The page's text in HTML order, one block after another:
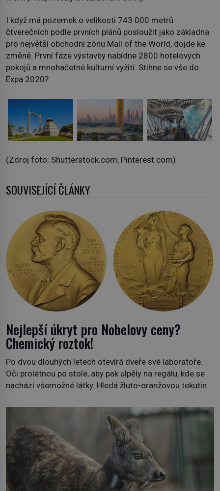
I když má pozemek o velikosti 743 000 metrů
čtverečních podle prvních plánů posloužit jako základna
pro největší obchodní zónu Mall of the World, dojde ke
změně. První fáze výstavby nabídne 2800 hotelových
pokojů a mnohačetné kulturní vyžití. Stihne se vše do
Expa 2020?
(Zdroj foto: Shutterstock.com, Pinterest.com)
SOUVISEJÍCÍ ČLÁNKY
Nejlepší úkryt pro Nobelovy ceny?
Chemický roztok!
Po dvou dlouhých letech otevírá dveře své laboratoře.
Oči prolétnou po stole, aby pak ulpěly na regálu, kde se
nachází všemožné látky. Hledá žluto-oranžovou tekutinu,
plán dokončit. Pod termínem aqua regia se skrývá
směs s názvem lučavka královská. Svůj přídomek nemá
pro nic za nic, […]